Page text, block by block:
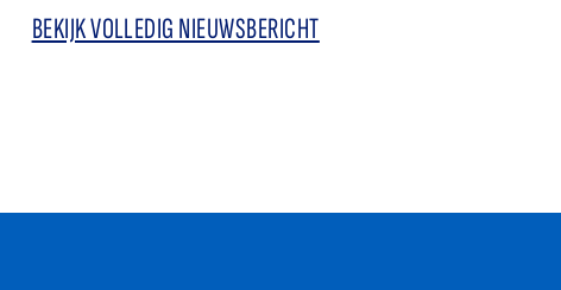
BEKIJK VOLLEDIG NIEUWSBERICHT